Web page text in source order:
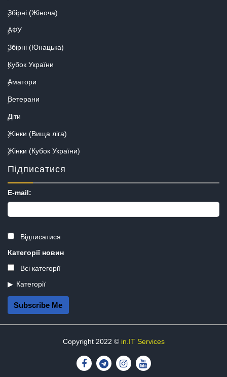
Збірні (Жіноча)
АФУ
Збірні (Юнацька)
Кубок України
Аматори
Ветерани
Діти
Жінки (Вища ліга)
Жінки (Кубок України)
Підписатися
E-mail:
Відписатися
Категорії новин
Всі категорії
Категорії
Subscribe Me
Copyright 2022 © in.IT Services